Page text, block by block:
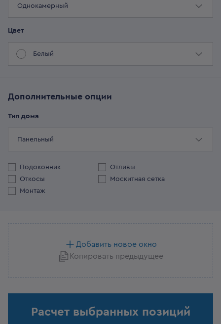
Однокамерный
Цвет
Белый
Дополнительные опции
Тип дома
Панельный
Подоконник
Отливы
Откосы
Москитная сетка
Монтаж
Добавить новое окно
Копировать предыдущее
Расчет выбранных позиций